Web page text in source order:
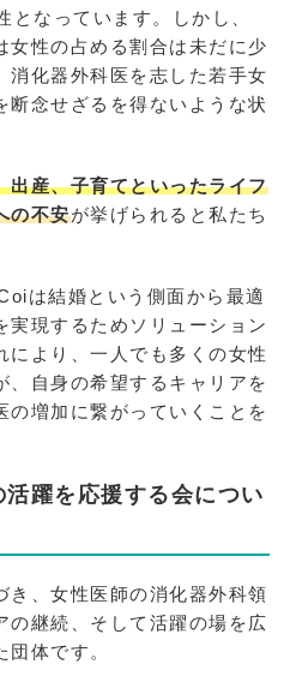
なっています。しかし、
女性の占める割合は未だに少
消化器外科医を志した若手女
断念せざるを得ないような状
出産、子育てといったライフ
の不安が挙げられると私たち
は結婚という側面から最適
実現するためソリューション
により、一人でも多くの女性
、自身の希望するキャリアを
の増加に繋がっていくことを
躍を応援する会につい
き、女性医師の消化器外科領
の継続、そして活躍の場を広
体です。